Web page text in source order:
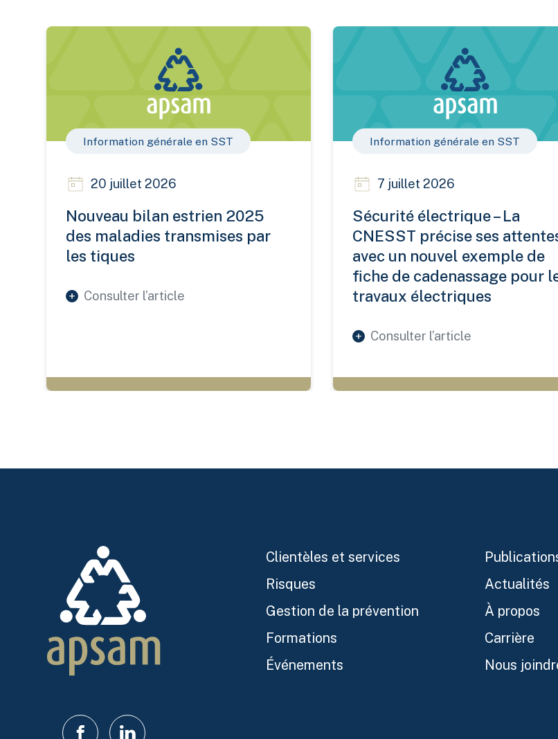
Nouveau bilan estrien 2025 des maladies transmises par les tiques
Information générale en SST
20 juillet 2026
Nouveau bilan estrien 2025
des maladies transmises par
les tiques
Consulter l’article
Sécurité électrique – La CNESST précise
Information générale en SST
7 juillet 2026
Sécurité électrique – La
CNESST précise ses
avec un nouvel exemple de
fiche de cadenassage pour
travaux électriques
Consulter l’article
Clientèles et services
Risques
Gestion de la prévention
Formations
Événements
Actualités
À propos
Carrière
Nous